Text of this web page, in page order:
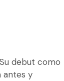
debut como
antes y